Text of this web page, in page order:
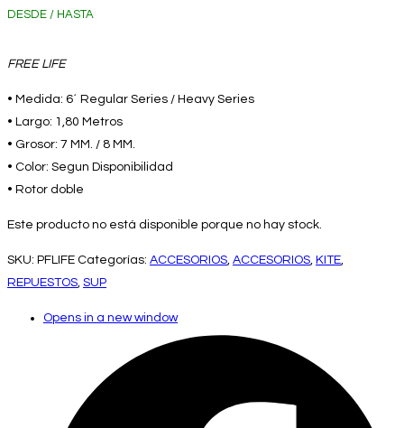
DESDE / HASTA
FREE LIFE
• Medida: 6´ Regular Series / Heavy Series
• Largo: 1,80 Metros
• Grosor: 7 MM. / 8 MM.
• Color: Segun Disponibilidad
• Rotor doble
Este producto no está disponible porque no hay stock.
SKU: PFLIFE Categorías: ACCESORIOS, ACCESORIOS, KITE,
REPUESTOS, SUP
Opens in a new window